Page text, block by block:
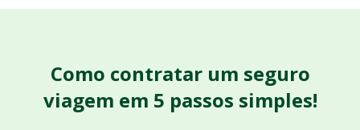
Como contratar um seguro
viagem em 5 passos simples!